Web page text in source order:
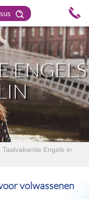
ENGELS
Taalvakantie Engels in
volwassenen